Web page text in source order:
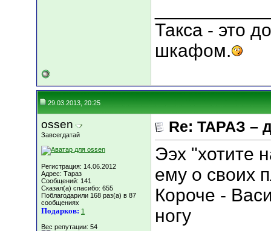
Такса - это
шкафом.
29.03.2013, 20:25
ossen
Завсегдатай
Регистрация: 14.06.2012
Адрес: Тараз
Сообщений: 141
Сказал(а) спасибо: 655
Поблагодарили 168 раз(а) в 87
сообщениях
Подарков: 1
Вес репутации: 54
Re: ТАРАЗ –
Ээх "хотите
ему о своих
Короче -
ногу